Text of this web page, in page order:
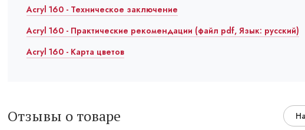
Acryl 160 - Техническое заключение
Acryl 160 - Практические рекомендации (файл pdf, Язык: русский)
Acryl 160 - Карта цветов
Отзывы о товаре